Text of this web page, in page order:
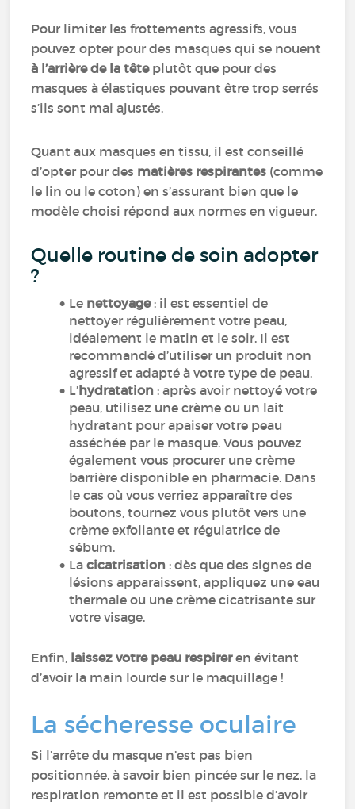
Pour limiter les frottements agressifs, vous
pouvez opter pour des masques qui se nouent
à l’arrière de la têteplutôt que pour des
masques à élastiques pouvant être trop serrés
s’ils sont mal ajustés.
Quant aux masques en tissu, il est conseillé
d’opter pour des matières respirantes (comme
le lin ou le coton) en s’assurant bien que le
modèle choisi répond aux normes en vigueur.
Quelle routine de soin adopter
?
Le nettoyage : il est essentiel de
nettoyer régulièrement votre peau,
idéalement le matin et le soir. Il est
recommandé d’utiliser un produit non
agressif et adapté à votre type de peau.
L’hydratation : après avoir nettoyé votre
peau, utilisez une crème ou un lait
hydratant pour apaiser votre peau
asséchée par le masque. Vous pouvez
également vous procurer une crème
barrière disponible en pharmacie. Dans
le cas où vous verriez apparaître des
boutons, tournez vous plutôt vers une
crème exfoliante et régulatrice de
sébum.
Lacicatrisation : dès que des signes de
lésions apparaissent, appliquez une eau
thermale ou une crème cicatrisante sur
votre visage.
Enfin, laissez votre peau respireren évitant
d’avoir la main lourde sur le maquillage !
La sécheresse oculaire
Si l’arrête du masque n’est pas bien
positionnée, à savoir bien pincée sur le nez, la
respiration remonte et il est possible d’avoir